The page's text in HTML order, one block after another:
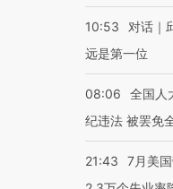
10:53
对话｜
远是第一位
08:06
全国人
纪违法 被罢免
21:43
7月美